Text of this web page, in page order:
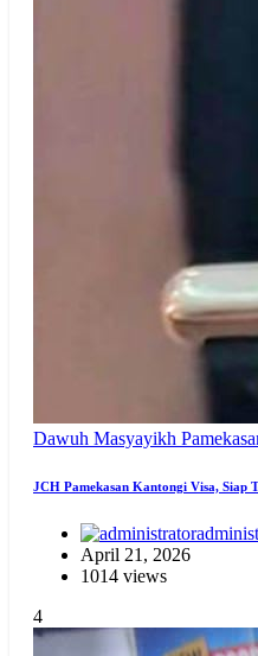
Dawuh Masyayikh
JCH Pamekasan Kantongi Visa, Siap
April 21, 2026
1014 views
4